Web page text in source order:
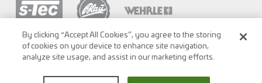
By clicking “Accept All Cookies”, you agree to the storing
of cookies on your device to enhance site navigation,
analyze site usage, and assist in our marketing efforts.